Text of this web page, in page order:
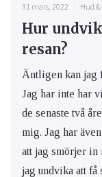
31 mars, 2022 Hud
Hur
resan?
Äntligen kan jag
Jag har inte har
de senaste två
mig. Jag har
att jag smörjer in
jag undvika att få